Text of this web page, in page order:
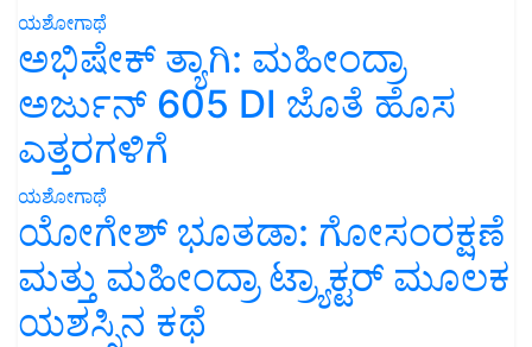
ಯಶೋಗಾಥೆ
ಅಭಿಷೇಕ್ ತ್ಯಾಗಿ: ಮಹೀಂದ್ರಾ
ಅರ್ಜುನ್ 605 DI ಜೊತೆ ಹೊಸ
ಎತ್ತರಗಳಿಗೆ
ಯಶೋಗಾಥೆ
ಯೋಗೇಶ್ ಭೂತಡಾ: ಗೋಸಂರಕ್ಷಣೆ
ಮತ್ತು ಮಹೀಂದ್ರಾ ಟ್ರ್ಯಾಕ್ಟರ್ ಮೂಲಕ
ಯಶಸ್ಸಿನ ಕಥೆ